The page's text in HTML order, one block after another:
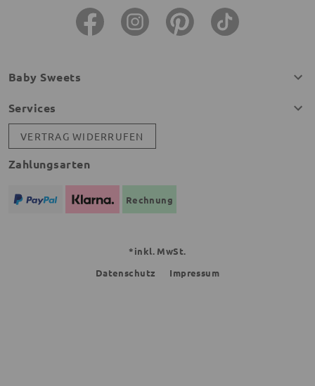
Baby Sweets
Services
VERTRAG WIDERRUFEN
Zahlungsarten
Rechnung
*inkl. MwSt.
Datenschutz
Impressum